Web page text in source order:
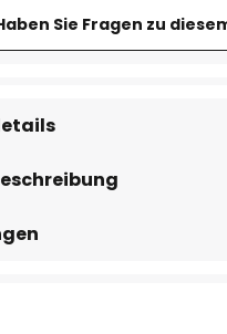
Sie Fragen zu